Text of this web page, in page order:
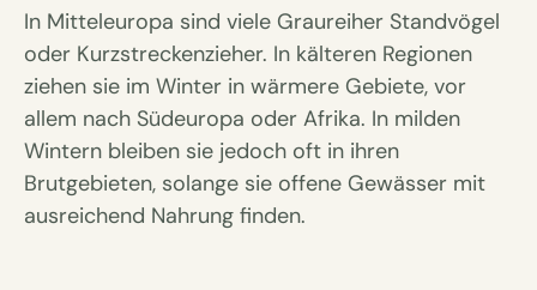
In Mitteleuropa sind viele Graureiher Standvögel
oder Kurzstreckenzieher. In kälteren Regionen
ziehen sie im Winter in wärmere Gebiete, vor
allem nach Südeuropa oder Afrika. In milden
Wintern bleiben sie jedoch oft in ihren
Brutgebieten, solange sie offene Gewässer mit
ausreichend Nahrung finden.